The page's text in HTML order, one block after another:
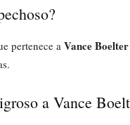
pertenece a Vance Boelter
a Vance